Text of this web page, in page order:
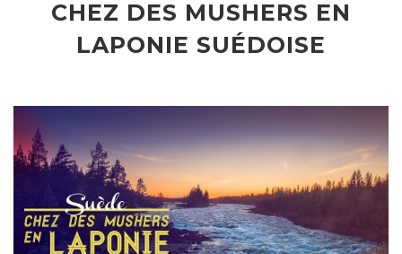
CHEZ DES MUSHERS EN
LAPONIE SUÉDOISE